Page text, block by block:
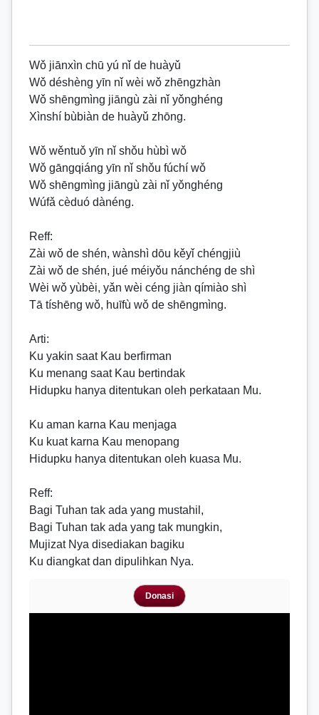
Wǒ jiānxìn chū yú nǐ de huàyǔ
Wǒ déshèng yīn nǐ wèi wǒ zhēngzhàn
Wǒ shēngmìng jiāngù zài nǐ yǒnghéng
Xìnshí bùbiàn de huàyǔ zhōng.
Wǒ wěntuǒ yīn nǐ shǒu hùbì wǒ
Wǒ gāngqiáng yīn nǐ shǒu fúchí wǒ
Wǒ shēngmìng jiāngù zài nǐ yǒnghéng
Wúfǎ cèduó dànéng.
Reff:
Zài wǒ de shén, wànshì dōu kěyǐ chéngjiù
Zài wǒ de shén, jué méiyǒu nánchéng de shì
Wèi wǒ yùbèi, yǎn wèi céng jiàn qímiào shì
Tā tíshēng wǒ, huīfù wǒ de shēngmìng.
Arti:
Ku yakin saat Kau berfirman
Ku menang saat Kau bertindak
Hidupku hanya ditentukan oleh perkataan Mu.
Ku aman karna Kau menjaga
Ku kuat karna Kau menopang
Hidupku hanya ditentukan oleh kuasa Mu.
Reff:
Bagi Tuhan tak ada yang mustahil,
Bagi Tuhan tak ada yang tak mungkin,
Mujizat Nya disediakan bagiku
Ku diangkat dan dipulihkan Nya.
Donasi